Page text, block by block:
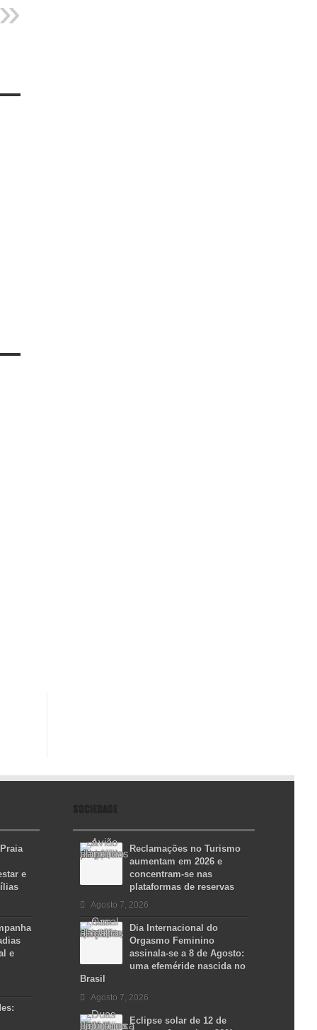
e
e
SOCIEDADE
Reclamações no Turismo
aumentam em 2026 e
concentram-se nas
plataformas de reservas
Agosto 7, 2026
Dia Internacional do
Orgasmo Feminino
assinala-se a 8 de Agosto:
uma efeméride nascida no
Brasil
Agosto 7, 2026
Eclipse solar de 12 de